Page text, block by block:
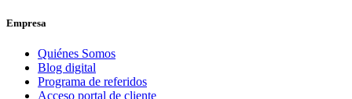
Empresa
Quiénes Somos
Blog digital
Programa de referidos
Acceso portal de cliente